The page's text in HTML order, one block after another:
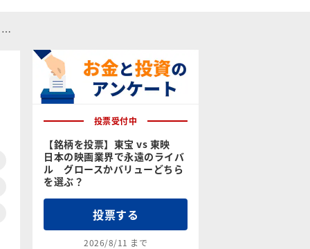
投票受付中
【銘柄を投票】東宝 vs 東映
日本の映画業界で永遠のライバ
ル グロースかバリューどちら
を選ぶ？
投票する
2026/8/11 まで